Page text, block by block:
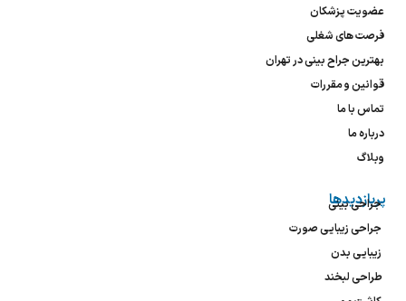
عضویت پزشکان
فرصت های شغلی
بهترین جراح بینی در تهران
قوانین و مقررات
تماس با ما
درباره ما
وبلاگ
پربازدیدها
جراحی بینی
جراحی زیبایی صورت
زیبایی بدن
طراحی لبخند